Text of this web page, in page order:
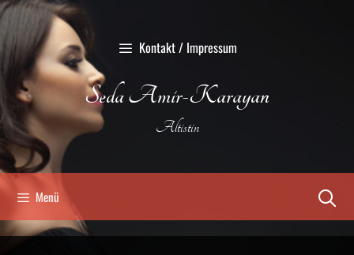
Zum
Inhalt
springen
Kontakt / Impressum
Seda Amir-Karayan
Altistin
Menü